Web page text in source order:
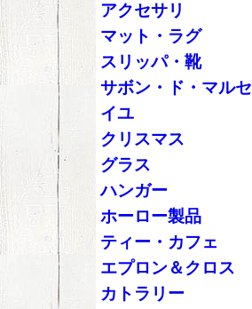
アクセサリ
マット・ラグ
スリッパ・靴
サボン・ド・マルセ
イユ
クリスマス
グラス
ハンガー
ホーロー製品
ティー・カフェ
エプロン＆クロス
カトラリー